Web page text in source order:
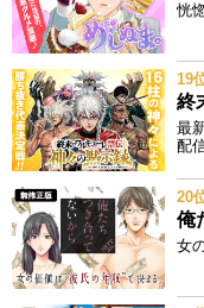
恍
19
終
最
配
20
俺
女